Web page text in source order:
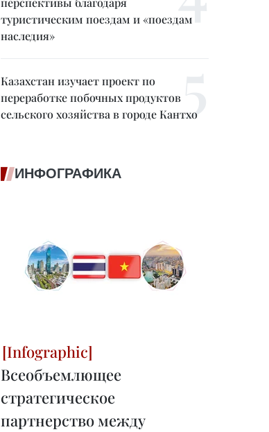
туристическим поездам и «поездам
наследия»
Казахстан изучает проект по
переработке побочных продуктов
сельского хозяйства в городе Кантхо
ИНФОГРАФИКА
Всеобъемлющее
стратегическое
партнерство между